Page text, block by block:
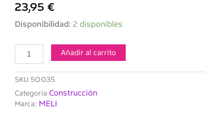
23,95 €
Disponibilidad: 2 disponibles
MELI
200
cantidad
Añadir al carrito
SKU 50035
Categoría Construcción
Marca: MELI